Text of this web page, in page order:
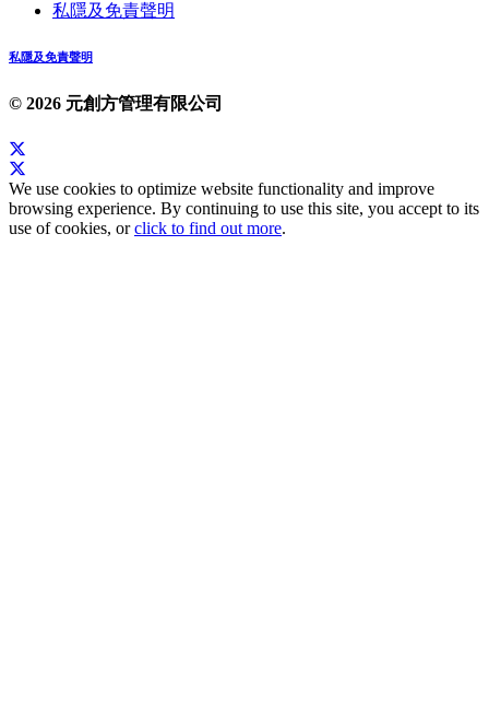
私隱及免責聲明
私隱及免責聲明
© 2026 元創方管理有限公司
We use cookies to optimize website functionality and improve
browsing experience. By continuing to use this site, you accept to its
use of cookies, orclick to find out more.